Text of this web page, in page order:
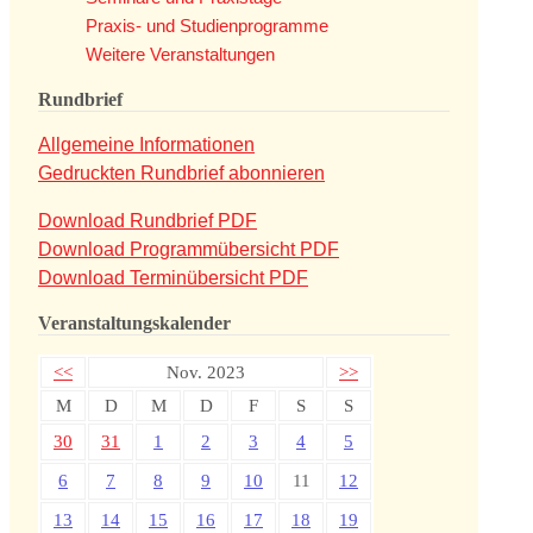
Praxis- und Studienprogramme
Weitere Veranstaltungen
Rundbrief
Allgemeine Informationen
Gedruckten Rundbrief abonnieren
Download Rundbrief PDF
Download Programmübersicht PDF
Download Terminübersicht PDF
Veranstaltungskalender
<< Nov. 2023
>>
M
D M D F S
S
30
31 1 2 3 4 5
6 7 8 9 10 11 12
13 14 15 16 17 18 19